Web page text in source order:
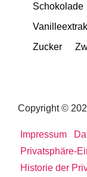
Schokolade
Zucker
Copyright ©
Impressum
Privatsphäre-
Historie der